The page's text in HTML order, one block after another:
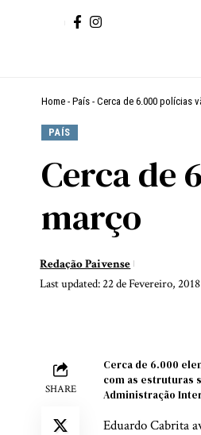
Home - País - Cerca de 6.000 polícias
PAÍS
Cerca de
março
Last updated: 22 de Fevereiro, 2018
Redação Paivense
SHARE
Cerca de 6.000
com as estruturas
Administração
Eduardo Cabrita